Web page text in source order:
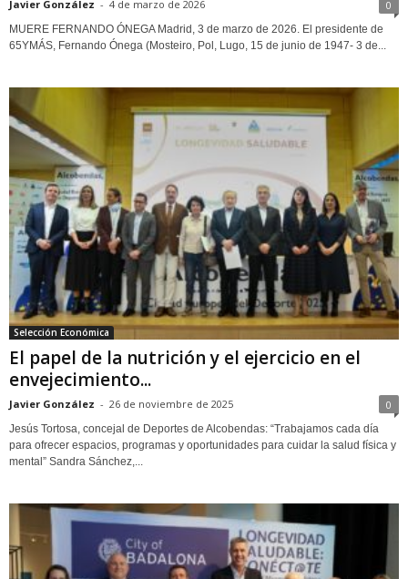
Javier González - 4 de marzo de 2026 0
MUERE FERNANDO ÓNEGA Madrid, 3 de marzo de 2026. El presidente de
65YMÁS, Fernando Ónega (Mosteiro, Pol, Lugo, 15 de junio de 1947- 3 de...
Selección Económica
El papel de la nutrición y el ejercicio en el
envejecimiento...
Javier González - 26 de noviembre de 2025 0
Jesús Tortosa, concejal de Deportes de Alcobendas: “Trabajamos cada día
para ofrecer espacios, programas y oportunidades para cuidar la salud física y
mental” Sandra Sánchez,...